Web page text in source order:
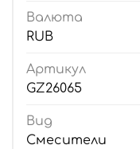
Валюта
RUB
Артикул
GZ26065
Вид
Смесители